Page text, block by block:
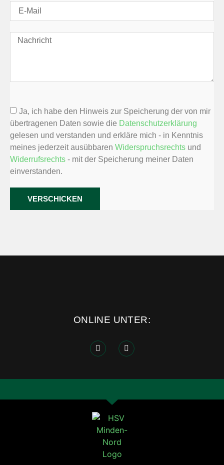
Ja, ich habe den Hinweis zur Speicherung der von mir
übertragenen Daten sowie die Datenschutzerklärung
gelesen und verstanden und erkläre mich - in Kenntnis
meines jederzeit ausübbaren Widerspruchsrechts und
Widerrufsrechts - mit der Speicherung meiner Daten
einverstanden.
VERSCHICKEN
ONLINE UNTER: